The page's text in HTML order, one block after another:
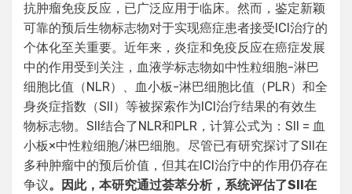
抗肿瘤免疫反应，已广泛应用于临床。然而，鉴定新颖
可靠的预后生物标志物对于实现癌症患者接受ICI治疗的
个体化至关重要。近年来，炎症和免疫反应在癌症发展
中的作用受到关注，血液学标志物如中性粒细胞-淋巴
细胞比值（NLR）、血小板-淋巴细胞比值（PLR）和全
身炎症指数（SII）等被探索作为ICI治疗结果的有效生
物标志物。SII结合了NLR和PLR，计算公式为：SII = 血
小板×中性粒细胞/淋巴细胞。尽管已有研究探讨了SII在
多种肿瘤中的预后价值，但其在ICI治疗中的作用仍存在
争议。因此，本研究通过荟萃分析，系统评估了SII在